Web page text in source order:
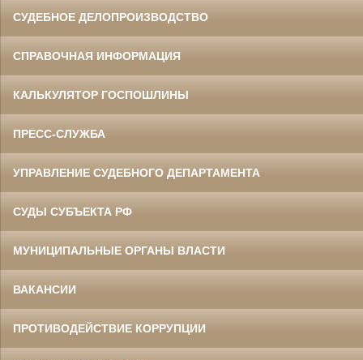
СУДЕБНОЕ ДЕЛОПРОИЗВОДСТВО
СПРАВОЧНАЯ ИНФОРМАЦИЯ
КАЛЬКУЛЯТОР ГОСПОШЛИНЫ
ПРЕСС-СЛУЖБА
УПРАВЛЕНИЕ СУДЕБНОГО ДЕПАРТАМЕНТА
СУДЫ СУБЪЕКТА РФ
МУНИЦИПАЛЬНЫЕ ОРГАНЫ ВЛАСТИ
ВАКАНСИИ
ПРОТИВОДЕЙСТВИЕ КОРРУПЦИИ